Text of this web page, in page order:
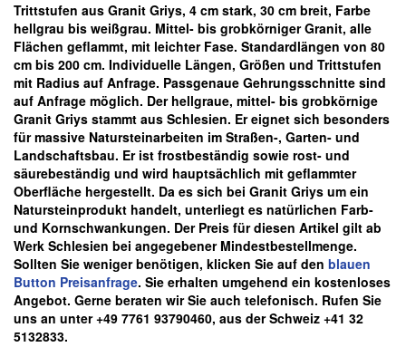
Trittstufen aus Granit Griys, 4 cm stark, 30 cm breit, Farbe
hellgrau bis weißgrau. Mittel- bis grobkörniger Granit, alle
Flächen geflammt, mit leichter Fase. Standardlängen von 80
cm bis 200 cm. Individuelle Längen, Größen und Trittstufen
mit Radius auf Anfrage. Passgenaue Gehrungsschnitte sind
auf Anfrage möglich. Der hellgraue, mittel- bis grobkörnige
Granit Griys stammt aus Schlesien. Er eignet sich besonders
für massive Natursteinarbeiten im Straßen-, Garten- und
Landschaftsbau. Er ist frostbeständig sowie rost- und
säurebeständig und wird hauptsächlich mit geflammter
Oberfläche hergestellt. Da es sich bei Granit Griys um ein
Natursteinprodukt handelt, unterliegt es natürlichen Farb-
und Kornschwankungen. Der Preis für diesen Artikel gilt ab
Werk Schlesien bei angegebener Mindestbestellmenge.
Sollten Sie weniger benötigen, klicken Sie auf den blauen
Button Preisanfrage. Sie erhalten umgehend ein kostenloses
Angebot. Gerne beraten wir Sie auch telefonisch. Rufen Sie
uns an unter +49 7761 93790460, aus der Schweiz +41 32
5132833.